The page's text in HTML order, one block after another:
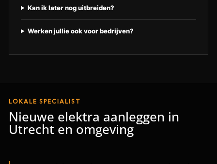
Kan ik later nog uitbreiden?
Werken jullie ook voor bedrijven?
LOKALE SPECIALIST
Nieuwe elektra aanleggen in
Utrecht en omgeving